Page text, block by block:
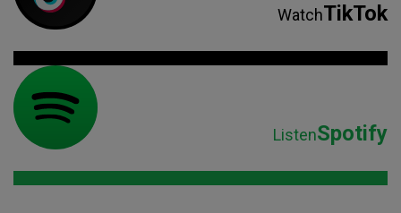
WatchTikTok
ListenSpotify